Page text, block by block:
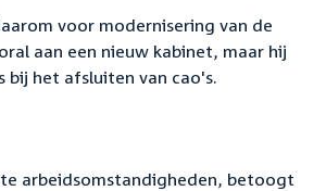
voor modernisering van de
aan een nieuw kabinet, maar hij
bij het afsluiten van cao's.
arbeidsomstandigheden, betoogt